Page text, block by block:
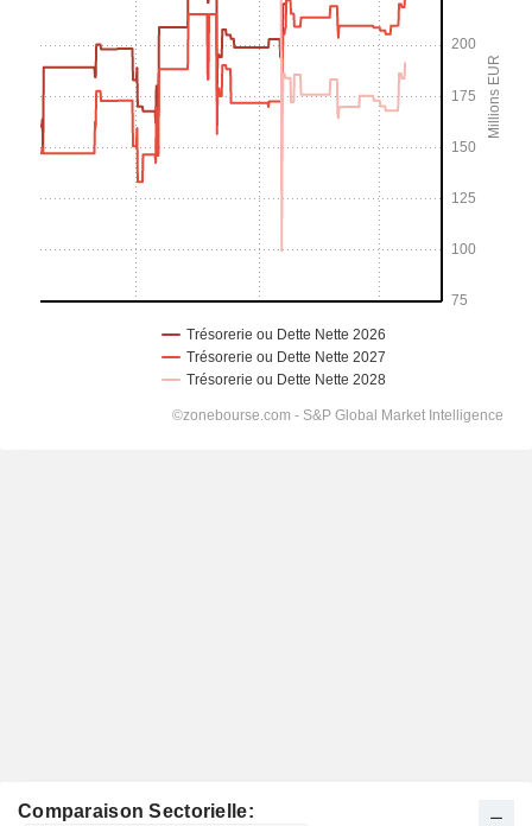
Comparaison Sectorielle: